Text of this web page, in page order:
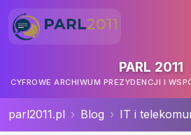
PARL 2011
CYFROWE ARCHIWUM PREZYDENCJI I
parl2011.pl Blog IT i